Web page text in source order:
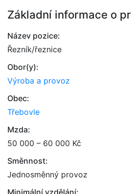
Základní informace o
Název pozice:
Řezník/řeznice
Obor(y):
Výroba a provoz
Obec:
Třebovle
Mzda:
50 000 – 60 000 Kč
Směnnost:
Jednosměnný provoz
Minimální vzdělání: